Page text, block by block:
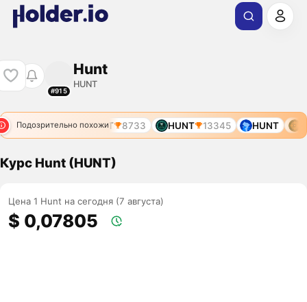
#915
Hunt
HUNT
Подозрительно похожи
HUNT 8733 HUNT 13345 HUNT
Курс Hunt (HUNT)
Цена 1 Hunt на сегодня (7 августа)
$ 0,07805